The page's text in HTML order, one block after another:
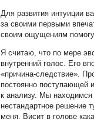
Для развития интуиции
за своими первыми
своим ощущениям
Я считаю, что по мере
внутренний голос. Его
«причина-следствие».
постоянно поступающей
к анализу. Мы находимся
нестандартное решение
меня. Висит в голове